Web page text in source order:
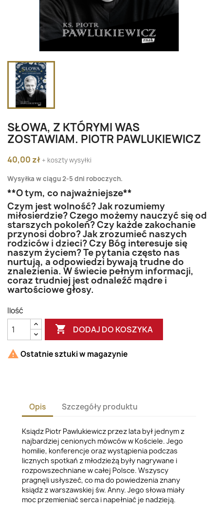
SŁOWA, Z KTÓRYMI WAS
ZOSTAWIAM. PIOTR PAWLUKIEWICZ
40,00 zł + koszty wysyłki
Wysyłka w ciągu 2-5 dni roboczych.
**O tym, co najważniejsze**
Czym jest wolność? Jak rozumiemy
miłosierdzie? Czego możemy nauczyć się od
starszych pokoleń? Czy każde zakochanie
przynosi dobro? Jak zrozumieć naszych
rodziców i dzieci? Czy Bóg interesuje się
naszym życiem? Te pytania często nas
nurtują, a odpowiedzi bywają trudne do
znalezienia. W świecie pełnym informacji,
coraz trudniej jest odnaleźć mądre i
wartościowe głosy.
Ilość
 DODAJ DO KOSZYKA
 Ostatnie sztuki w magazynie
Opis Szczegóły produktu
Ksiądz Piotr Pawlukiewicz przez lata był jednym z
najbardziej cenionych mówców w Kościele. Jego
homilie, konferencje oraz wystąpienia podczas
licznych spotkań z młodzieżą były nagrywane i
rozpowszechniane w całej Polsce. Wszyscy
pragnęli usłyszeć, co ma do powiedzenia znany
ksiądz z warszawskiej św. Anny. Jego słowa miały
moc przemieniać serca i napełniać je nadzieją.